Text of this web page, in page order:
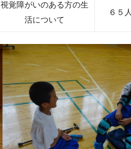
視覚障がいのある方の生
活について
６５人